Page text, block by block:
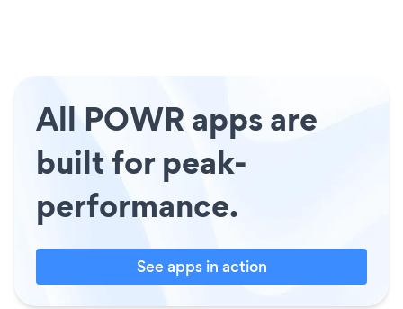
All POWR apps are
built for peak-
performance.
See apps in action